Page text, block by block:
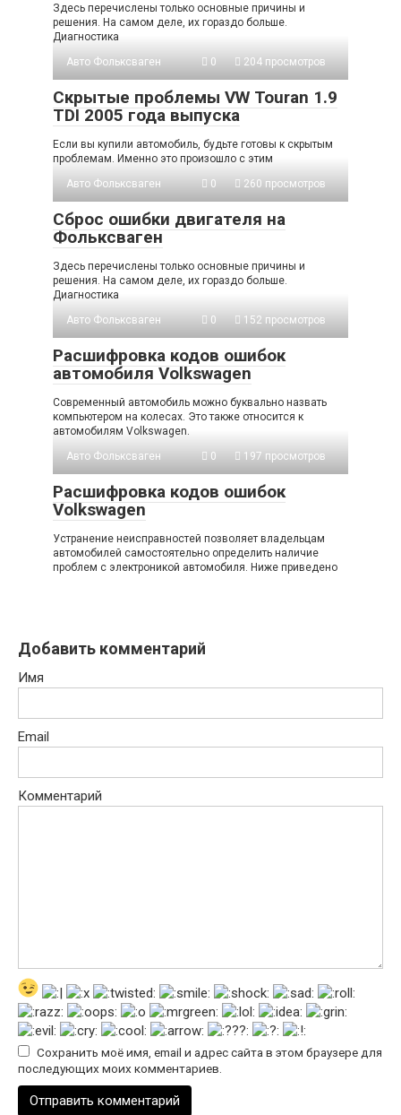
Здесь перечислены только основные причины и
решения. На самом деле, их гораздо больше.
Диагностика
Авто Фольксваген
0 204 просмотров
Скрытые проблемы VW Touran 1.9
TDI 2005 года выпуска
Если вы купили автомобиль, будьте готовы к скрытым
проблемам. Именно это произошло с этим
Авто Фольксваген
0 260 просмотров
Сброс ошибки двигателя на
Фольксваген
Здесь перечислены только основные причины и
решения. На самом деле, их гораздо больше.
Диагностика
Авто Фольксваген
0 152 просмотров
Расшифровка кодов ошибок
автомобиля Volkswagen
Современный автомобиль можно буквально назвать
компьютером на колесах. Это также относится к
автомобилям Volkswagen.
Авто Фольксваген
0 197 просмотров
Расшифровка кодов ошибок
Volkswagen
Устранение неисправностей позволяет владельцам
автомобилей самостоятельно определить наличие
проблем с электроникой автомобиля. Ниже приведено
Добавить комментарий
Имя
Email
Комментарий
Сохранить моё имя, email и адрес сайта в этом браузере для
последующих моих комментариев.